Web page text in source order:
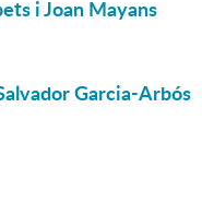
i Joan Mayans
Garcia-Arbós